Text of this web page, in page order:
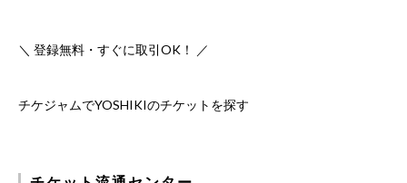
＼ 登録無料・すぐに取引OK！ ／
チケジャムでYOSHIKIのチケットを探す